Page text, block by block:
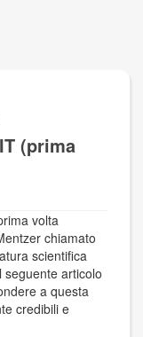
(prima
volta
chiamato
scientifica
articolo
a questa
credibili e